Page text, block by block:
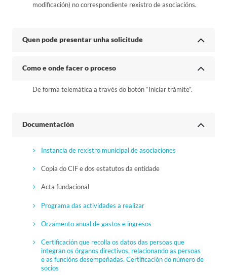
modificación) no correspondiente rexistro de asociacións.
Quen pode presentar unha solicitude
Como e onde facer o proceso
De forma telemática a través do botón “Iniciar trámite”.
Documentación
Instancia de rexistro municipal de asociaciones
Copia do CIF e dos estatutos da entidade
Acta fundacional
Programa das actividades a realizar
Orzamento anual de gastos e ingresos
Certificación que recolla os datos das persoas que
integran os órganos directivos, relacionando as persoas
e as funcións desempeñadas. Certificación do número de
socios